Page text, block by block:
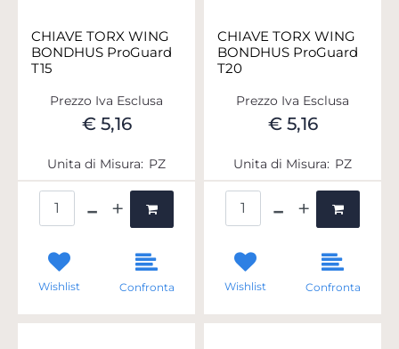
CHIAVE TORX WING
BONDHUS ProGuard
T15
Prezzo Iva Esclusa
€ 5,16
Unita di Misura: PZ
Wishlist Confronta
CHIAVE TORX WING
BONDHUS ProGuard
T20
Prezzo Iva Esclusa
€ 5,16
Unita di Misura: PZ
Wishlist Confronta